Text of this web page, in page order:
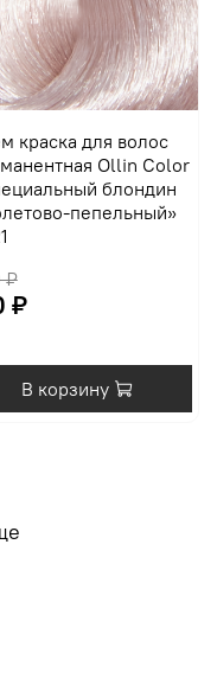
краска для волос
Ollin Color
блондин
пепельный»
₽
₽
В корзину